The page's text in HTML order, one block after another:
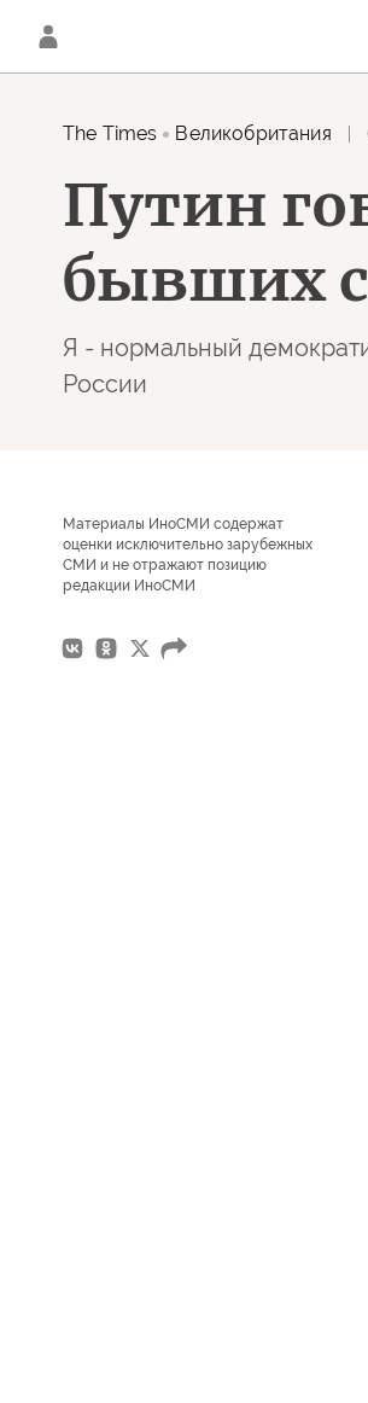
The Times Великобритания
Путин
бывших
Я - нормальный
России
Материалы ИноСМИ содержат
оценки исключительно зарубежных
СМИ и не отражают позицию
редакции ИноСМИ